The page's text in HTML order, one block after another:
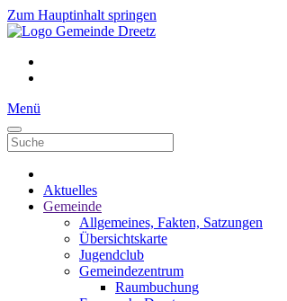
Zum Hauptinhalt springen
Menü
Aktuelles
Gemeinde
Allgemeines, Fakten, Satzungen
Übersichtskarte
Jugendclub
Gemeindezentrum
Raumbuchung